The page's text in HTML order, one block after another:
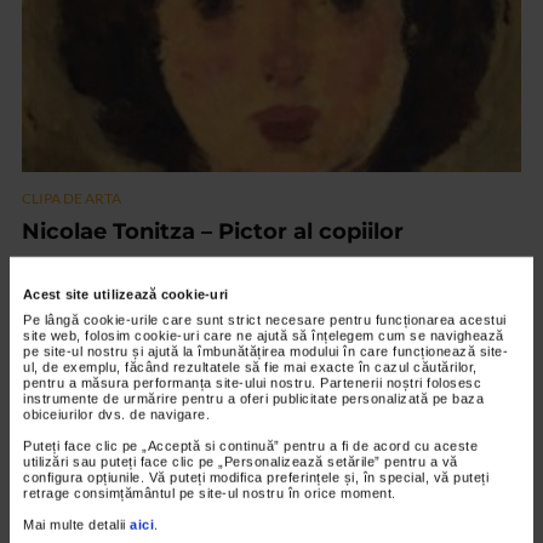
Acest site utilizează cookie-uri
Pe lângă cookie-urile care sunt strict necesare pentru funcționarea acestui
site web, folosim cookie-uri care ne ajută să înțelegem cum se navighează
pe site-ul nostru și ajută la îmbunătățirea modului în care funcționează site-
ul, de exemplu, făcând rezultatele să fie mai exacte în cazul căutărilor,
pentru a măsura performanța site-ului nostru. Partenerii noștri folosesc
instrumente de urmărire pentru a oferi publicitate personalizată pe baza
obiceiurilor dvs. de navigare.
Puteți face clic pe „Acceptă si continuă” pentru a fi de acord cu aceste
utilizări sau puteți face clic pe „Personalizează setările” pentru a vă
configura opțiunile. Vă puteți modifica preferințele și, în special, vă puteți
retrage consimțământul pe site-ul nostru în orice moment.
Mai multe detalii aici
CLIPA DE ARTA
Nicolae Tonitza – Pictor al copiilor
152 vizualizari
VIDEO